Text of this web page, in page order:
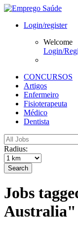
Login/register
Welcome
Login/
CONCURSOS
Artigos
Enfermeiro
Fisioterapeuta
Médico
Dentista
Radius:
Search
Jobs
Australia"